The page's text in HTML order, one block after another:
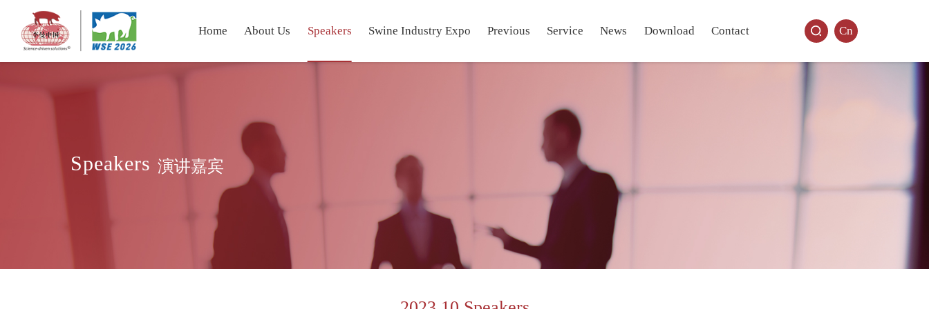
Home About Us Speakers Swine Industry Expo Previous Service News Download Contact Cn
Speakers 演讲嘉宾